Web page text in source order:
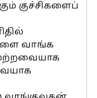
குச்சிகளைப்
வாங்க